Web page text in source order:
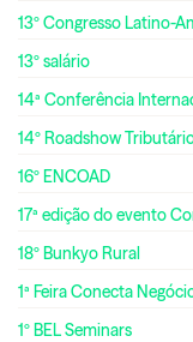
13º Congresso Latino-
13º salário
14ª Conferência
14º Roadshow
16º ENCOAD
17ª edição do evento
18º Bunkyo Rural
1ª Feira Conecta
1º BEL Seminars